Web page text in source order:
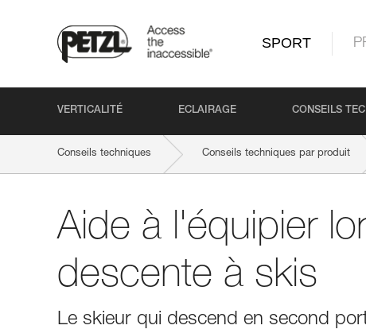
SPORT
VERTICALITÉ ECLAIRAGE CONSEILS
Conseils techniques Conseils techniques par produit
Aide à l'équipier
descente à skis
Le skieur qui descend en second